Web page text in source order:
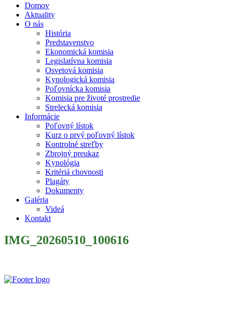
Domov
Aktuality
O nás
História
Predstavenstvo
Ekonomická komisia
Legislatívna komisia
Osvetová komisia
Kynologická komisia
Poľovnícka komisia
Komisia pre životé prostredie
Strelecká komisia
Informácie
Poľovný lístok
Kurz o prvý poľovný lístok
Kontrolné streľby
Zbrojný preukaz
Kynológia
Kritériá chovnosti
Plagáty
Dokumenty
Galéria
Videá
Kontakt
IMG_20260510_100616